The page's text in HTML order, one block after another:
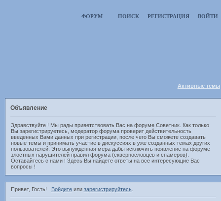
ФОРУМ ПОИСК РЕГИСТРАЦИЯ ВОЙТИ
Активные темы
Объявление
Здравствуйте ! Мы рады приветствовать Вас на форуме Советник. Как только
Вы зарегистрируетесь, модератор форума проверит действительность
введенных Вами данных при регистрации, после чего Вы сможете создавать
новые темы и принимать участие в дискуссиях в уже созданных темах других
пользователей. Это вынужденная мера дабы исключить появление на форуме
злостных нарушителей правил форума (сквернословцев и спамеров).
Оставайтесь с нами ! Здесь Вы найдете ответы на все интересующие Вас
вопросы !
Привет, Гость! Войдитеили зарегистрируйтесь.